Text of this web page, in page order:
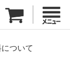
ついて